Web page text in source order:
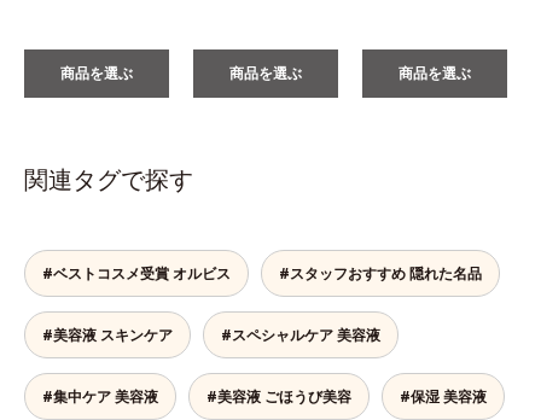
商品を選ぶ 商品を選ぶ 商品を選ぶ
関連タグで探す
#ベストコスメ受賞 オルビス #スタッフおすすめ 隠れた名品
#美容液 スキンケア #スペシャルケア 美容液
#集中ケア 美容液 #美容液 ごほうび美容 #保湿 美容液